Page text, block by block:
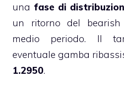
una fase di
un ritorno del
medio periodo. Il
eventuale gamba
1.2950.